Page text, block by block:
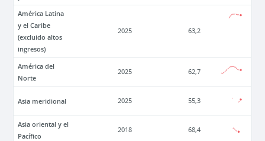
América Latina
y el Caribe
(excluido altos
ingresos)
2025 63,2
América del
Norte
2025 62,7
Asia meridional 2025 55,3
Asia oriental y el
Pacífico
2018 68,4